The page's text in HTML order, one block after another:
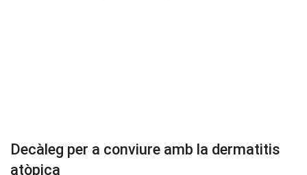
Decàleg per a conviure amb la dermatitis
atòpica